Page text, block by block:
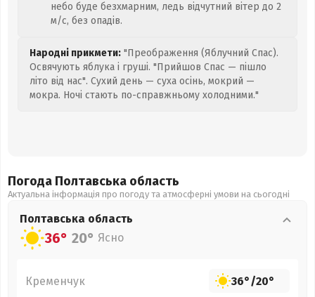
небо буде безхмарним, ледь відчутний вітер до 2
м/с, без опадів.
Народні прикмети: "Преображення (Яблучний Спас).
Освячують яблука і груші. "Прийшов Спас — пішло
літо від нас". Сухий день — суха осінь, мокрий —
мокра. Ночі стають по-справжньому холодними."
Погода Полтавська область
Актуальна інформація про погоду та атмосферні умови на сьогодні
Полтавська область
36° 20° Ясно
Кременчук 36°/20°